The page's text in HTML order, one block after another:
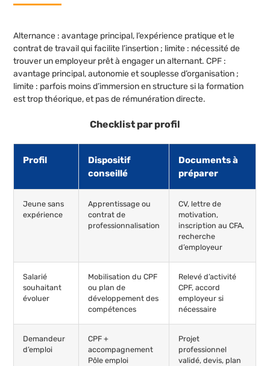
Alternance : avantage principal, l’expérience pratique et le
contrat de travail qui facilite l’insertion ; limite : nécessité de
trouver un employeur prêt à engager un alternant. CPF :
avantage principal, autonomie et souplesse d’organisation ;
limite : parfois moins d’immersion en structure si la formation
est trop théorique, et pas de rémunération directe.
Checklist par profil
Profil
Dispositif
conseillé
Documents à
préparer
Jeune sans
expérience
Apprentissage ou
contrat de
professionnalisation
CV, lettre de
motivation,
inscription au CFA,
recherche
d’employeur
Salarié
souhaitant
évoluer
Mobilisation du CPF
ou plan de
développement des
compétences
Relevé d’activité
CPF, accord
employeur si
nécessaire
Demandeur
d’emploi
CPF +
accompagnement
Pôle emploi
Projet
professionnel
validé, devis, plan